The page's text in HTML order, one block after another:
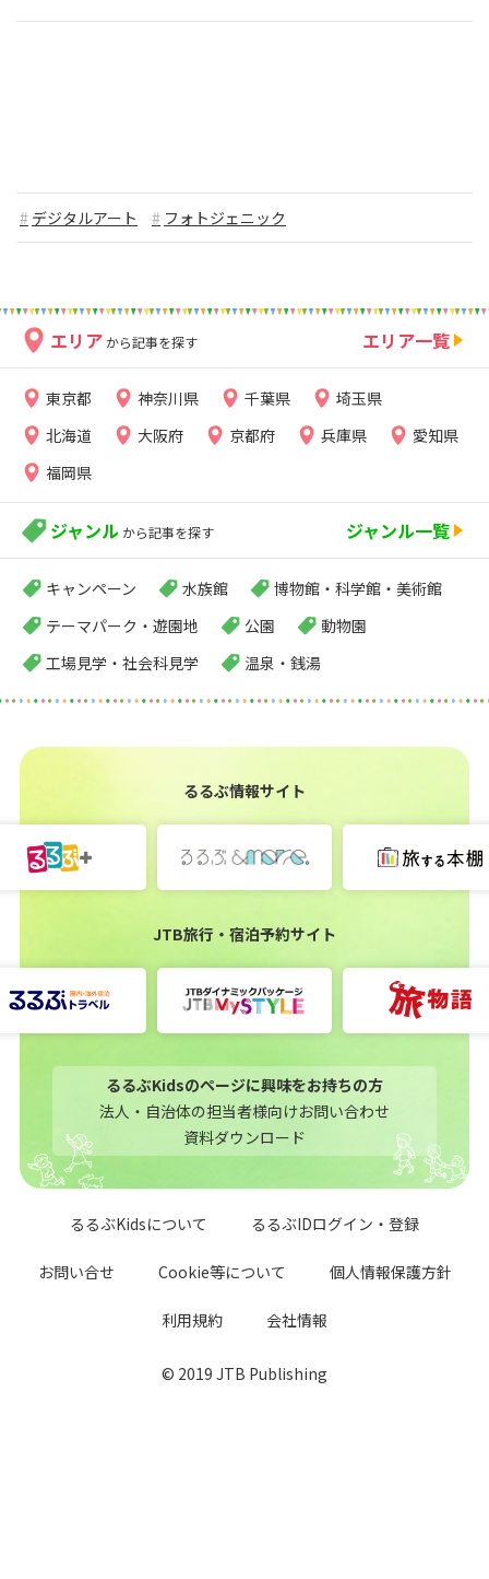
デジタルアート フォトジェニック
エリア から記事を探す エリア一覧
東京都 神奈川県 千葉県
埼玉県
北海道
大阪府 京都府 兵庫県
愛知県
福岡県
ジャンル から記事を探す ジャンル一覧
キャンペーン 水族館
博物館・科学館・美術館
テーマパーク・遊園地
公園
動物園
工場見学・社会科見学
温泉・銭湯
るるぶ情報サイト
JTB旅行・宿泊予約サイト
るるぶKidsのページに興味をお持ちの方
法人・自治体の担当者様向けお問い合わせ
資料ダウンロード
るるぶKidsについて るるぶIDログイン・登録
お問い合せ Cookie等について 個人情報保護方針
利用規約 会社情報
© 2019 JTB Publishing